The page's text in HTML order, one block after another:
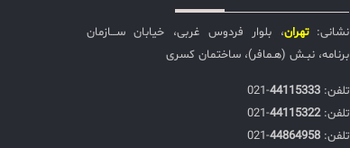
نشانی:تهران، بلوار فردوس غربی، خیابان ســـازمان
برنامه، نبـش (هـمافر)، ساختمان کسری
تلفن:‌ 44115333
-021
تلفن:‌44115322
-021
تلفن:‌ 44864958
-021